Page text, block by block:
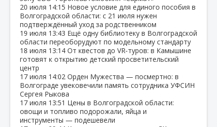
20 июля 14:15 Новое условие для единого пособия в
Волгоградской области: с 21 июля нужен
подтверждённый уход за родственником
19 июля 13:43 Ещё одну библиотеку в Волгоградской
области переоборудуют по модельному стандарту
18 июля 13:14 От квестов до VR‑туров: в Камышине
готовят к открытию детский просветительский
центр
17 июля 14:02 Орден Мужества — посмертно: в
Волгограде увековечили память сотрудника УФСИН
Сергея Рыкова
17 июля 13:51 Цены в Волгоградской области:
овощи и топливо подорожали, яйца и
инструменты — подешевели